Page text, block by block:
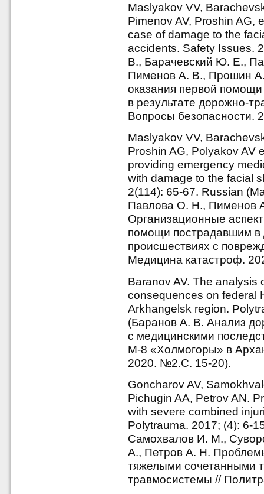
Maslyakov VV,
Pimenov AV, Proshin AG,
case of damage to the
accidents. Safety Issues.
В., Барачевский Ю. Е.,
Пименов А. В., Прошин А.
оказания первой
в результате дорожно-
Вопросы безопасности.
Maslyakov VV,
Proshin AG, Polyakov AV
providing emergency
with damage to the facial
2(114): 65-67. Russian
Павлова О. Н., Пименов
Организационные
помощи пострадавшим в
происшествиях с
Медицина катастроф.
Baranov AV. The analysis
consequences on federal
Arkhangelsk region.
(Баранов А. В. Анализ
с медицинскими
М-8 «Холмогоры» в
2020. №2.С. 15-20).
Goncharov AV,
Pichugin AA, Petrov AN.
with severe combined
Polytrauma. 2017; (4): 6-
Самохвалов И. М.,
А., Петров А. Н.
тяжелыми сочетанными
травмосистемы //